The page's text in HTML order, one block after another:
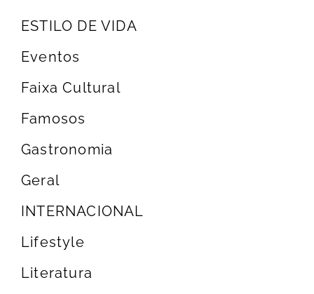
ESTILO DE VIDA
Eventos
Faixa Cultural
Famosos
Gastronomia
Geral
INTERNACIONAL
Lifestyle
Literatura